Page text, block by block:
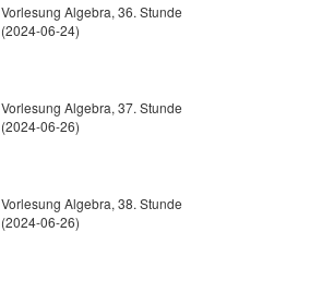
Vorlesung Algebra, 36. Stunde
(2024-06-24)
Vorlesung Algebra, 37. Stunde
(2024-06-26)
Vorlesung Algebra, 38. Stunde
(2024-06-26)